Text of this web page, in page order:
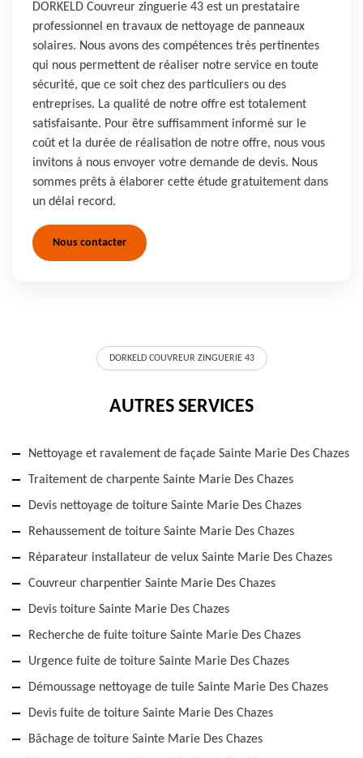
DORKELD Couvreur zinguerie 43 est un prestataire
professionnel en travaux de nettoyage de panneaux
solaires. Nous avons des compétences très pertinentes
qui nous permettent de réaliser notre service en toute
sécurité, que ce soit chez des particuliers ou des
entreprises. La qualité de notre offre est totalement
satisfaisante. Pour être suffisamment informé sur le
coût et la durée de réalisation de notre offre, nous vous
invitons à nous envoyer votre demande de devis. Nous
sommes prêts à élaborer cette étude gratuitement dans
un délai record.
Nous contacter
DORKELD COUVREUR ZINGUERIE 43
AUTRES SERVICES
Nettoyage et ravalement de façade Sainte Marie Des Chazes
Traitement de charpente Sainte Marie Des Chazes
Devis nettoyage de toiture Sainte Marie Des Chazes
Rehaussement de toiture Sainte Marie Des Chazes
Réparateur installateur de velux Sainte Marie Des Chazes
Couvreur charpentier Sainte Marie Des Chazes
Devis toiture Sainte Marie Des Chazes
Recherche de fuite toiture Sainte Marie Des Chazes
Urgence fuite de toiture Sainte Marie Des Chazes
Démoussage nettoyage de tuile Sainte Marie Des Chazes
Devis fuite de toiture Sainte Marie Des Chazes
Bâchage de toiture Sainte Marie Des Chazes